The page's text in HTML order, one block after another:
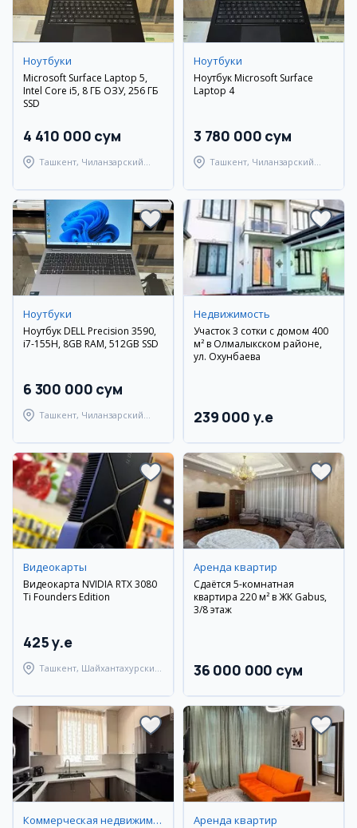
Ноутбуки
Microsoft Surface Laptop 5,
Intel Core i5, 8 ГБ ОЗУ, 256 ГБ
SSD
4 410 000 сум
Ташкент, Чиланзарский
Ноутбуки
Ноутбук Microsoft Surface
Laptop 4
3 780 000 сум
Ташкент, Чиланзарский
Ноутбуки
Ноутбук DELL Precision 3590,
i7-155H, 8GB RAM, 512GB SSD
6 300 000 сум
Ташкент, Чиланзарский
Недвижимость
Участок 3 сотки с домом 400
м² в Олмалыкском районе,
ул. Охунбаева
239 000 y.e
Видеокарты
Видеокарта NVIDIA RTX 3080
Ti Founders Edition
425 y.e
Ташкент, Шайхантахурский
Аренда квартир
Сдаётся 5-комнатная
квартира 220 м² в ЖК Gabus,
3/8 этаж
36 000 000 сум
Коммерческая недвижимость Аренда квартир